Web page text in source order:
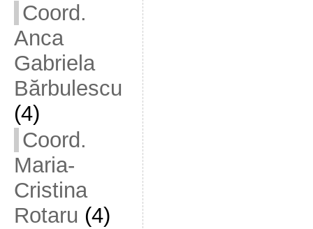
Coord.
Anca
Gabriela
Bărbulescu
(4)
Coord.
Maria-
Cristina
Rotaru (4)